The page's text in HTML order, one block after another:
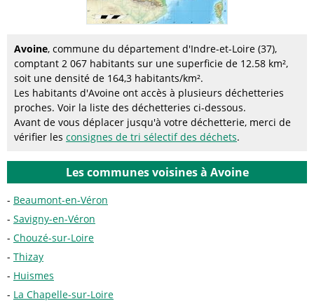
Avoine, commune du département d'Indre-et-Loire (37),
comptant 2 067 habitants sur une superficie de 12.58 km²,
soit une densité de 164,3 habitants/km².
Les habitants d'Avoine ont accès à plusieurs déchetteries
proches. Voir la liste des déchetteries ci-dessous.
Avant de vous déplacer jusqu'à votre déchetterie, merci de
vérifier les consignes de tri sélectif des déchets.
Les communes voisines à Avoine
Beaumont-en-Véron
Savigny-en-Véron
Chouzé-sur-Loire
Thizay
Huismes
La Chapelle-sur-Loire